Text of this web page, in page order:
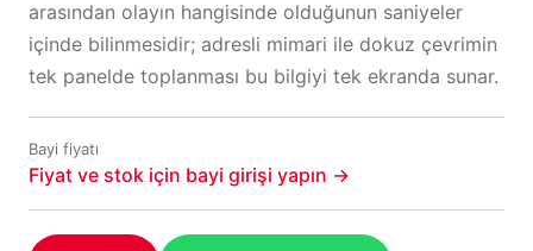
arasından olayın hangisinde olduğunun saniyeler
içinde bilinmesidir; adresli mimari ile dokuz çevrimin
tek panelde toplanması bu bilgiyi tek ekranda sunar.
Bayi fiyatı
Fiyat ve stok için bayi girişi yapın →